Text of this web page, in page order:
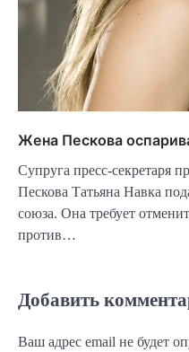
Жена Пескова
Супруга пресс-секретаря
Пескова Татьяна Навка
союза. Она требует
против…
Добавить
Ваш адрес email не будет